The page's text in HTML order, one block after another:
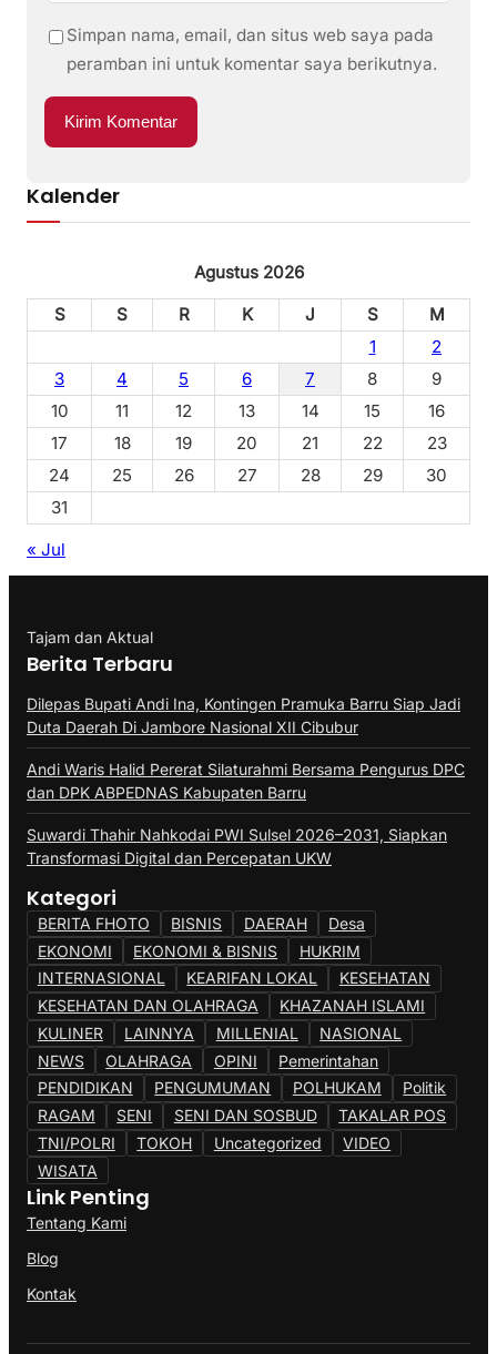
Simpan nama, email, dan situs web saya pada
peramban ini untuk komentar saya berikutnya.
Kalender
Agustus 2026
S
S R K J S
M
1
2
3
4 5 6 7 8
9
10
11 12 13 14 15
16
17
18 19 20 21 22
23
24
25 26 27 28 29
30
31
« Jul
Tajam dan Aktual
Berita Terbaru
Dilepas Bupati Andi Ina, Kontingen Pramuka Barru Siap Jadi
Duta Daerah Di Jambore Nasional XII Cibubur
Andi Waris Halid Pererat Silaturahmi Bersama Pengurus DPC
dan DPK ABPEDNAS Kabupaten Barru
Suwardi Thahir Nahkodai PWI Sulsel 2026–2031, Siapkan
Transformasi Digital dan Percepatan UKW
Kategori
BERITA FHOTO BISNIS DAERAH
Desa
EKONOMI
EKONOMI & BISNIS
HUKRIM
INTERNASIONAL
KEARIFAN LOKAL
KESEHATAN
KESEHATAN DAN OLAHRAGA
KHAZANAH ISLAMI
KULINER
LAINNYA MILLENIAL
NASIONAL
NEWS
OLAHRAGA OPINI
Pemerintahan
PENDIDIKAN
PENGUMUMAN POLHUKAM
Politik
RAGAM
SENI SENI DAN SOSBUD
TAKALAR POS
TNI/POLRI
TOKOH Uncategorized
VIDEO
WISATA
Link Penting
Tentang Kami
Blog
Kontak